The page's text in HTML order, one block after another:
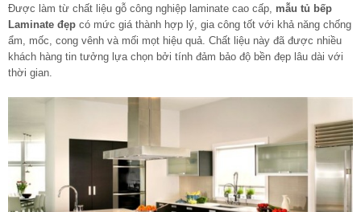
Được làm từ chất liệu gỗ công nghiệp laminate cao cấp, mẫu tủ bếp
Laminate đẹp có mức giá thành hợp lý, gia công tốt với khả năng chống
ẩm, mốc, cong vênh và mối mọt hiệu quả. Chất liệu này đã được nhiều
khách hàng tin tưởng lựa chọn bởi tính đảm bảo độ bền đẹp lâu dài với
thời gian.